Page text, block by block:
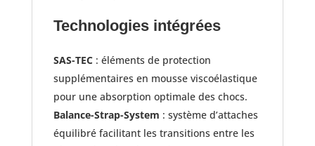
Technologies intégrées
SAS-TEC: éléments de protection
supplémentaires en mousse viscoélastique
pour une absorption optimale des chocs.
Balance-Strap-System : système d’attaches
équilibré facilitant les transitions entre les